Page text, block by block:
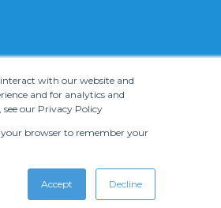
with our website and
and for analytics and
our Privacy Policy
your browser to remember your
Accept Decline